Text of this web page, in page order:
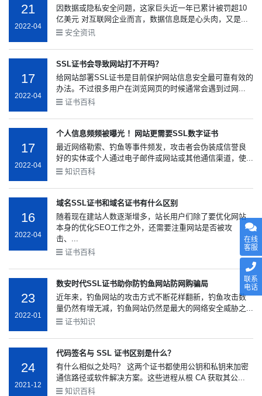
21
2022-04
因数据或隐私安全问题，这家巨头近一年已累计被罚超10
亿美元 对互联网企业而言，数据信息既是心头肉，又是...
安全资讯
17
2022-04
SSL证书会导致网站打不开吗？
给网站部署SSL证书是目前保护网站信息安全最可靠有效的
办法。不过很多用户在浏览网页的时候通常会遇到过网...
证书百科
17
2022-04
个人信息频频被曝光 ！网站更需要SSL数字证书
最近网络勒索、钓鱼等事件频发，攻击者会伪装成信誉良
好的实体或个人通过电子邮件或网站或其他通信渠道，使...
知识百科
16
2022-04
域名SSL证书和域名证书有什么区别
随着现在建站人数逐渐增多，站长用户们除了要优化网站
本身的优化SEO工作之外，还需要注重网站是否被攻
击、...
证书百科
23
2022-01
数安时代SSL证书助你防钓鱼网站防网购骗局
近年来，钓鱼网站的攻击方式不断花样翻新，钓鱼攻击数
量仍然有增无减，钓鱼网站仍然是最大的网络安全威胁之...
证书知识
24
2021-12
代码签名与 SSL 证书区别是什么？
有什么相似之处吗？ 这两个证书都使用公钥和私钥来加密
通信路径或软件解决方案。这些进程从根 CA 获取其公...
知识百科
在线
客服
联系
电话